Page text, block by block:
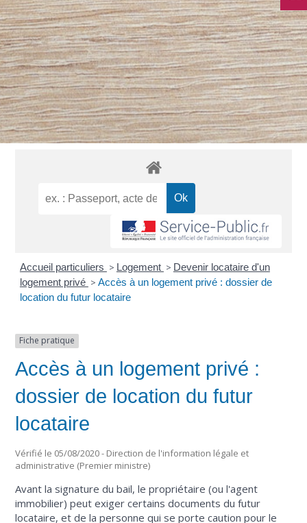
Accueil particuliers > Logement > Devenir locataire d'un
logement privé > Accès à un logement privé : dossier de
location du futur locataire
Fiche pratique
Accès à un logement privé :
dossier de location du futur
locataire
Vérifié le 05/08/2020 - Direction de l'information légale et
administrative (Premier ministre)
Avant la signature du bail, le propriétaire (ou l'agent
immobilier) peut exiger certains documents du futur
locataire, et de la personne qui se porte caution pour le